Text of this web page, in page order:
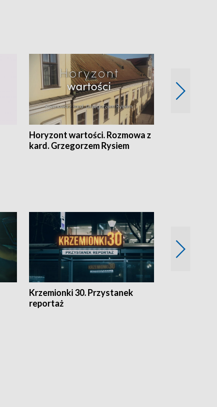
Horyzont wartości. Rozmowa z
kard. Grzegorzem Rysiem
Krzemionki 30. Przystanek
reportaż